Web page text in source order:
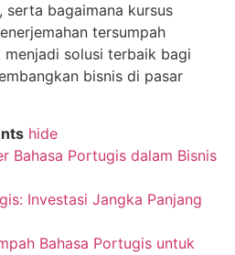
serta bagaimana kursus
tersumpah
solusi terbaik bagi
bisnis di pasar
hide
Bahasa Portugis dalam Bisnis
Investasi Jangka Panjang
Bahasa Portugis untuk